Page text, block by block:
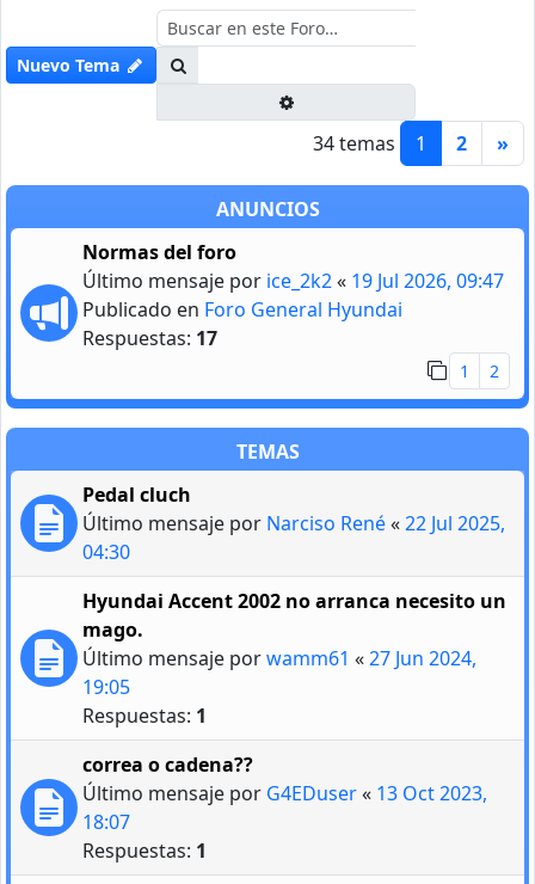
Nuevo Tema
34 temas 1 2 »
ANUNCIOS
Normas del foro
Último mensaje por ice_2k2« 19 Jul 2026, 09:47
Publicado en Foro General Hyundai
Respuestas: 17
1 2
TEMAS
Pedal cluch
Último mensaje por Narciso René«22 Jul 2025,
04:30
Hyundai Accent 2002 no arranca necesito un
mago.
Último mensaje porwamm61 «27 Jun 2024,
19:05
Respuestas: 1
correa o cadena??
Último mensaje por G4EDuser« 13 Oct 2023,
18:07
Respuestas: 1